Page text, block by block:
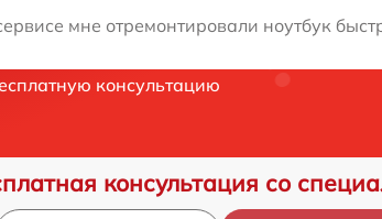
мне отремонтировали ноутбук
консультация?
консультацию
консультация со